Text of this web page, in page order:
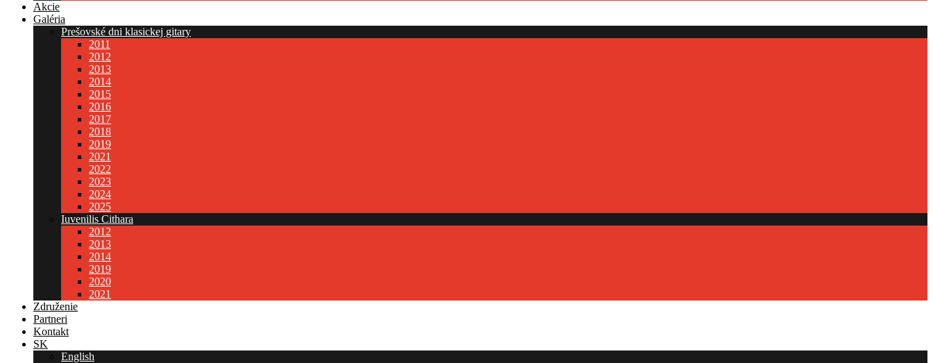
Akcie
Galéria
Prešovské dni klasickej gitary
2011
2012
2013
2014
2015
2016
2017
2018
2019
2021
2022
2023
2024
2025
Iuvenilis Cithara
2012
2013
2014
2019
2020
2021
Združenie
Partneri
Kontakt
SK
English